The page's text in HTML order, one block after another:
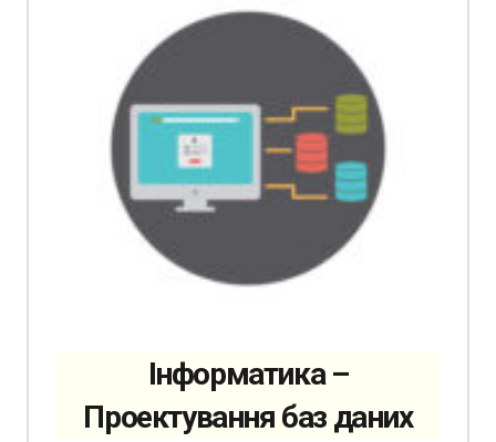
Інформатика –
Проектування баз даних